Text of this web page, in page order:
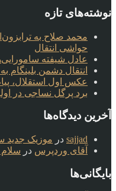
نوشته‌های تازه
محمد صلاح به
حواشی انتقال
عادل شیفته
انتقال دشمن
عکس اول استقلال،
برد پرگل نساجی در
آخرین دیدگاه‌ها
sajjad در موزیک جدید
آقای وردپرس در سلام
بایگانی‌ها